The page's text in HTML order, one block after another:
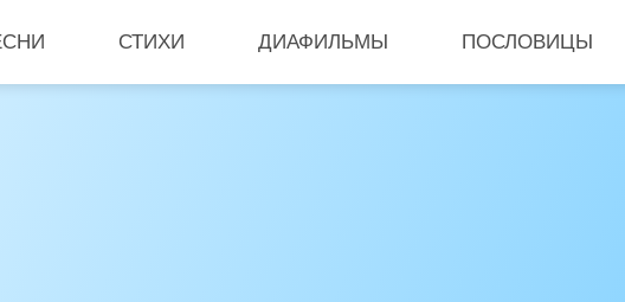
СТИХИ ДИАФИЛЬМЫ ПОСЛОВИЦЫ